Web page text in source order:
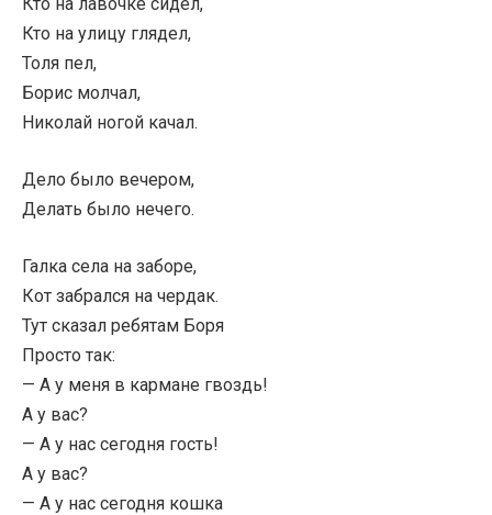
Кто на улицу глядел,
Толя пел,
Борис молчал,
Николай ногой качал.
Дело было вечером,
Делать было нечего.
Галка села на заборе,
Кот забрался на чердак.
Тут сказал ребятам Боря
Просто так:
— А у меня в кармане гвоздь!
А у вас?
— А у нас сегодня гость!
А у вас?
— А у нас сегодня кошка